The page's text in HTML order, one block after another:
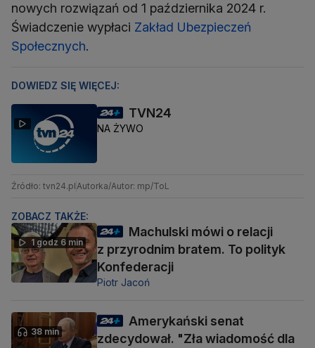
nowych rozwiązań od 1 października 2024 r.
Świadczenie wypłaci Zakład Ubezpieczeń
Społecznych.
DOWIEDZ SIĘ WIĘCEJ:
TVN24
NA ŻYWO
Źródło: tvn24.plAutorka/Autor: mp/ToL
ZOBACZ TAKŻE:
1 godz 6 min
Machulski mówi o relacji
z przyrodnim bratem. To polityk
Konfederacji
Piotr Jacoń
38 min
Amerykański senat
zdecydował. "Zła wiadomość dla